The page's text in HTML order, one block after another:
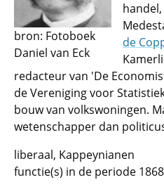
bron: Fotoboek
Daniel van Eck
de
redacteur van 'De
de Vereniging voor
bouw van volkswoningen.
wetenschapper dan
liberaal, Kappeynianen
functie(s) in de periode